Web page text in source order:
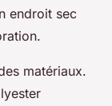
endroit sec
matériaux.